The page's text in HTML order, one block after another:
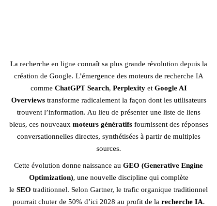
La recherche en ligne connaît sa plus grande révolution depuis la
création de Google. L’émergence des moteurs de recherche IA
comme ChatGPT Search, Perplexityet Google AI
Overviewstransforme radicalement la façon dont les utilisateurs
trouvent l’information. Au lieu de présenter une liste de liens
bleus, ces nouveaux moteurs génératifsfournissent des réponses
conversationnelles directes, synthétisées à partir de multiples
sources.
Cette évolution donne naissance au GEO (Generative Engine
Optimization), une nouvelle discipline qui complète
le SEO traditionnel. Selon Gartner, le trafic organique traditionnel
pourrait chuter de 50% d’ici 2028 au profit de la recherche IA.